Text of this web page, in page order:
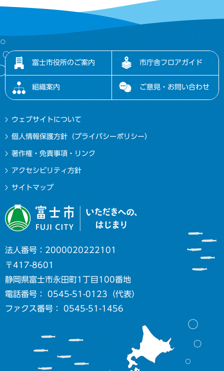
富士市役所のご案内 市庁舎フロアガイド
組織案内 ご意見・お問い合わせ
ウェブサイトについて
個人情報保護方針（プライバシーポリシー）
著作権・免責事項・リンク
アクセシビリティ方針
サイトマップ
法人番号：2000020222101
〒417-8601
静岡県富士市永田町1丁目100番地
電話番号： 0545-51-0123（代表）
ファクス番号： 0545-51-1456